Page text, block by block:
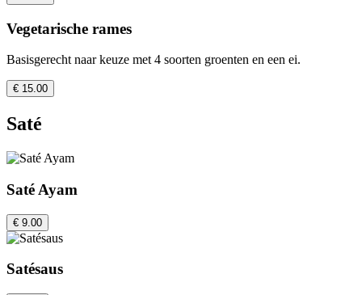
Vegetarische rames
Basisgerecht naar keuze met 4 soorten groenten en een ei.
€ 15.00
Saté
Saté Ayam
€ 9.00
Satésaus